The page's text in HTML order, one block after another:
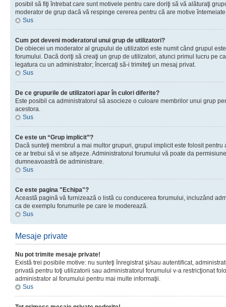
posibil să fiţi întrebat care sunt motivele pentru care doriţi să vă alăturaţi
moderator de grup dacă vă respinge cererea pentru că are motive
Sus
Cum pot deveni moderatorul unui grup de utilizatori?
De obiecei un moderator al grupului de utilizatori este numit când grupul
forumului. Dacă doriţi să creaţi un grup de utilizatori, atunci primul lucru pe
legatura cu un administrator; încercaţi să-i trimiteţi un mesaj privat.
Sus
De ce grupurile de utilizatori apar în culori diferite?
Este posibil ca administratorul să asocieze o culoare membrilor unui grup
acestora.
Sus
Ce este un “Grup implicit”?
Dacă sunteţi membrul a mai multor grupuri, grupul implicit este folosit
ce ar trebui să vi se afişeze. Administratorul forumului vă poate da
dumneavoastră de administrare.
Sus
Ce este pagina "Echipa"?
Această pagină vă furnizează o listă cu conducerea forumului, incluzând
ca de exemplu forumurile pe care le moderează.
Sus
Mesaje private
Nu pot trimite mesaje private!
Există trei posibile motive: nu sunteţi înregistrat şi/sau autentificat,
privată pentru toţi utilizatorii sau administratorul forumului v-a restricţionat
administrator al forumului pentru mai multe informaţii.
Sus